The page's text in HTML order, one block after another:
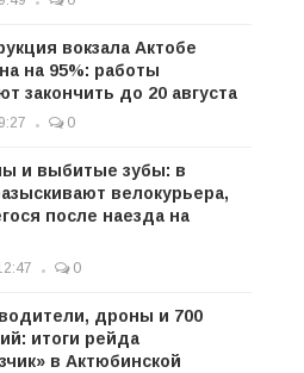
вокзала Актобе
на 95%: работы
закончить до 20 августа
0
и выбитые зубы: в
велокурьера,
после наезда на
0
дроны и 700
итоги рейда
в Актюбинской